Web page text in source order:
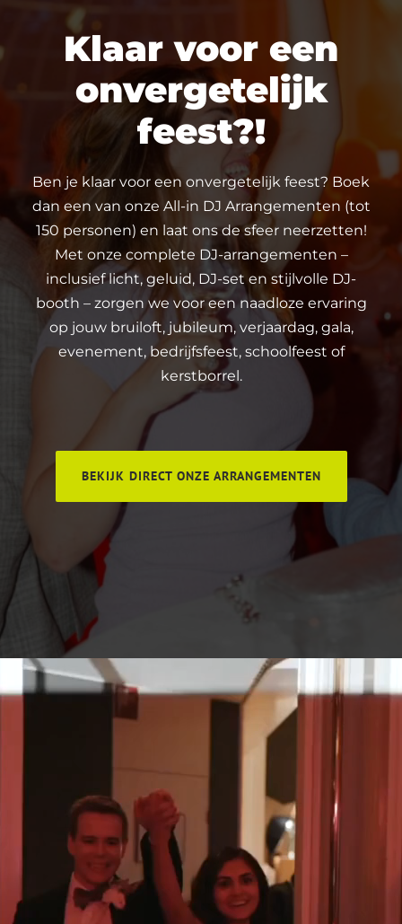
Klaar voor een
onvergetelijk
feest?!
Ben je klaar voor een onvergetelijk feest? Boek
dan een van onze All-in DJ Arrangementen (tot
150 personen) en laat ons de sfeer neerzetten!
Met onze complete DJ-arrangementen –
inclusief licht, geluid, DJ-set en stijlvolle DJ-
booth – zorgen we voor een naadloze ervaring
op jouw bruiloft, jubileum, verjaardag, gala,
evenement, bedrijfsfeest, schoolfeest of
kerstborrel.
BEKIJK DIRECT ONZE ARRANGEMENTEN